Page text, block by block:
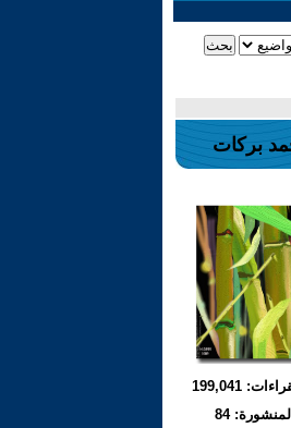
بركات
199,041
84